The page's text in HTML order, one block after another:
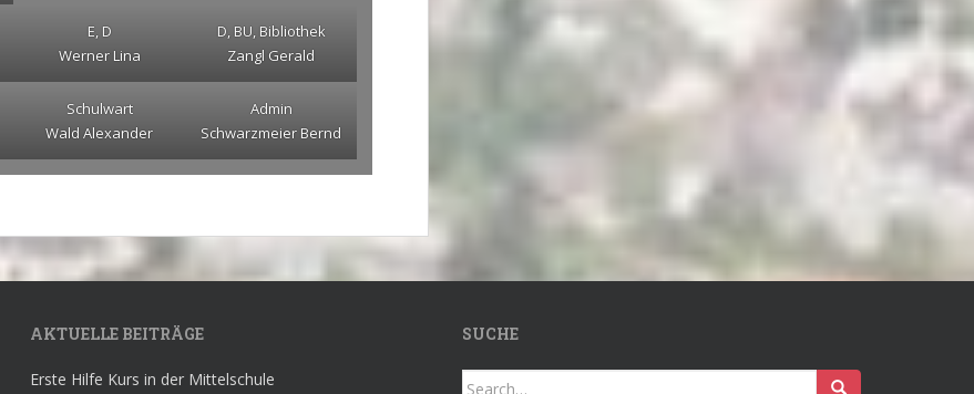
E, D
Werner Lina
D, BU, Bibliothek
Zangl Gerald
Schulwart
Wald Alexander
Admin
Schwarzmeier Bernd
AKTUELLE BEITRÄGE
Erste Hilfe Kurs in der Mittelschule
SUCHE
Search